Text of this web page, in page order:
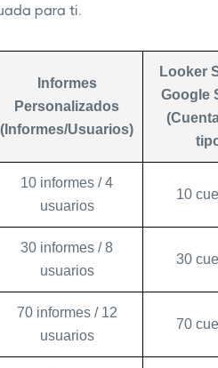
para ti.
Informes
Personalizados
(Informes/Usuarios)
Looker
Google
10 informes / 4
usuarios
10
30 informes / 8
usuarios
30
70 informes / 12
usuarios
70